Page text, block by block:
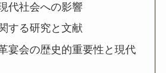
代社会への影響
する研究と文献
宴会の歴史的重要性と現代